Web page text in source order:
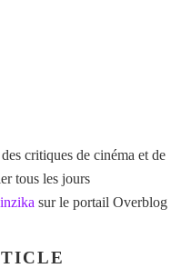
critiques de cinéma et de
tous les jours
sur le portail Overblog